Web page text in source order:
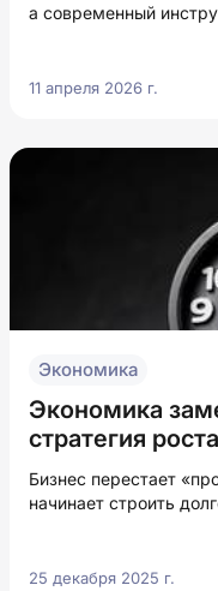
а современный
11 апреля 2026 г.
Экономика
Экономика
стратегия роста
Бизнес перестает
начинает строить
25 декабря 2025 г.